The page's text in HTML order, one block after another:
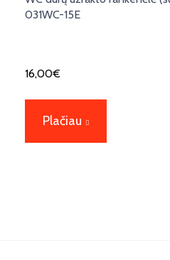
031WC-15E
16,00€
Plačiau